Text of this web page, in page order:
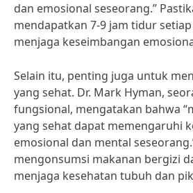
dan emosional seseorang.”
mendapatkan 7-9 jam tidur
menjaga keseimbangan
Selain itu, penting juga untuk
yang sehat. Dr. Mark Hyman,
fungsional, mengatakan bahwa
yang sehat dapat memengaruhi
emosional dan mental
mengonsumsi makanan bergizi
menjaga kesehatan tubuh dan